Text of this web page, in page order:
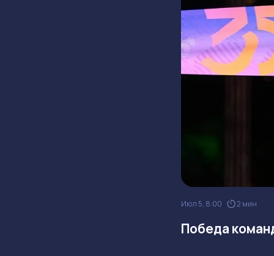
Июл 5, 8:00 2 мин
Победа